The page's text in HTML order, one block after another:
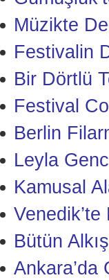
Müzikte
Festivalin
Bir Dörtlü
Festival
Berlin
Leyla
Kamusal
Bütün
Ankara’da